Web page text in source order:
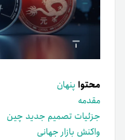
محتوا پنهان
مقدمه
جزئیات تصمیم جدید چین
واکنش بازار جهانی